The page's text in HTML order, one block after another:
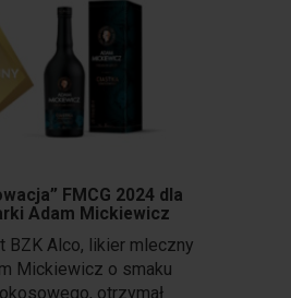
FMCG 2024 dla
Adam Mickiewicz
BZK Alco, likier mleczny
Mickiewicz o smaku
otrzymał